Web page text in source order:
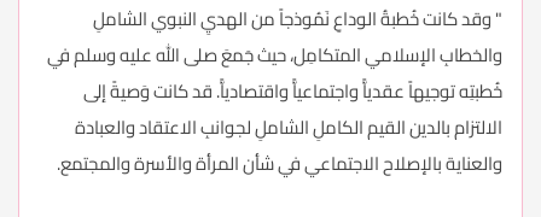
" وقد كانت خُطبةُ الوداعِ نَمُوذجاً من الهديِ النبوي الشاملِ
والخطابِ الإسلامي المتكامِل، حيث جَمعَ صلى الله عليه وسلم في
خُطبتِه توجيهاً عقدياًّ واجتماعياًّ واقتصادياًّ. قد كانت وَصيةً إلى
الالتزام بالدين القيم الكاملِ الشاملِ لجوانبِ الاعتقاد والعبادة
والعناية بالإصلاح الاجتماعي في شأن المرأة والأسرة والمجتمع.